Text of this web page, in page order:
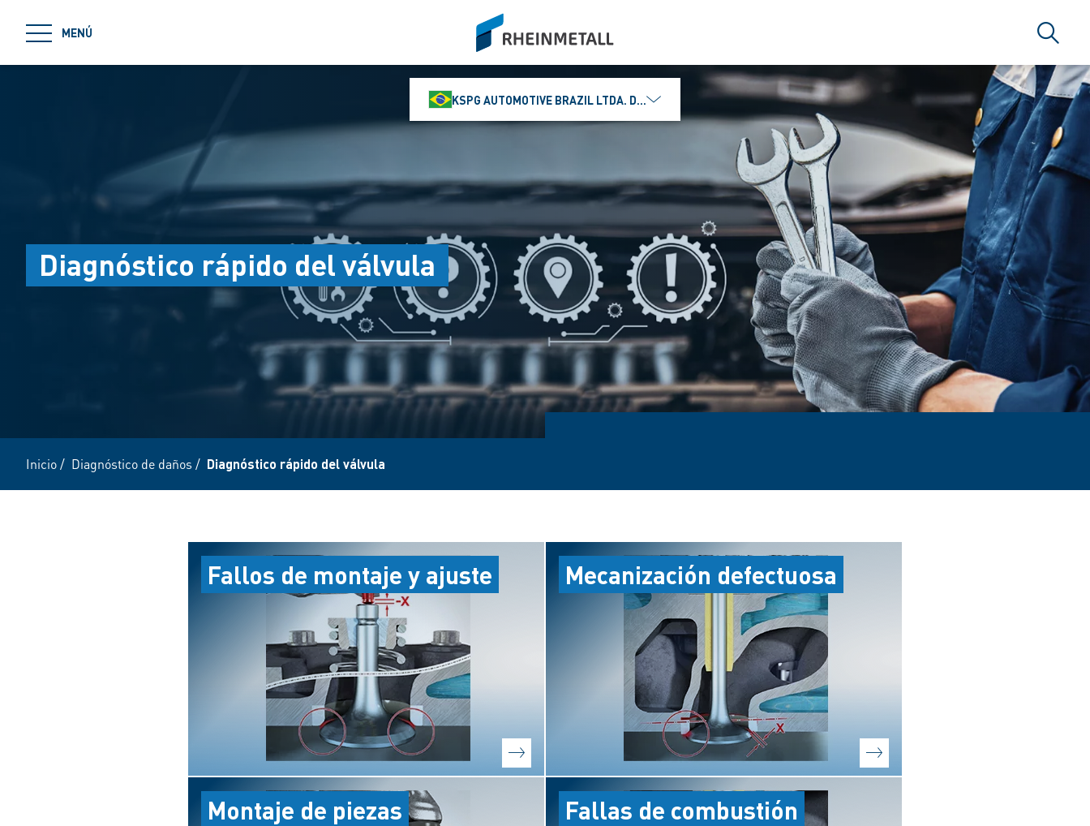
MENÚ
siteLogo
KSPG AUTOMOTIVE BRAZIL LTDA. DIVISÃO MS MOTORSERVICE BRAZIL
Diagnóstico rápido del válvula
Inicio/ Diagnóstico de daños / Diagnóstico rápido del válvula
Fallos de montaje y ajuste Mecanización defectuosa
Montaje de piezas
Fallas de combustión